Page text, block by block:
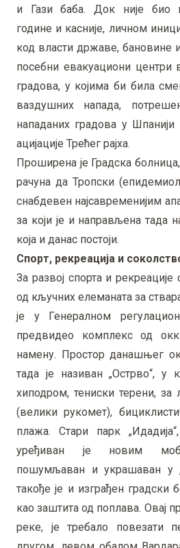
и Гази баба. Док није био
године и касније, личном
код власти државе, бановине
посебни евакуациони центри
градова, у којима би била
ваздушних напада,
нападаних градова у
ацијације Трећег рајха.
Проширена је Градска
рачуна да Тропски
снабдевен најсавременијим
за који је и направљена тада
која и данас постоји.
Спорт, рекреација и
За развој спорта и рекреације
од кључних елеманата за
је у Генералном
предвидео комплекс од
намену. Простор данашњег
тада је називан „Острво“, у
хиподром, тениски терени, за
(велики рукомет),
плажа. Стари парк
уређиван је новим
пошумљаван и украшаван у
такође је и изграђен
као заштита од поплава. Овај
реке, је требало повезати